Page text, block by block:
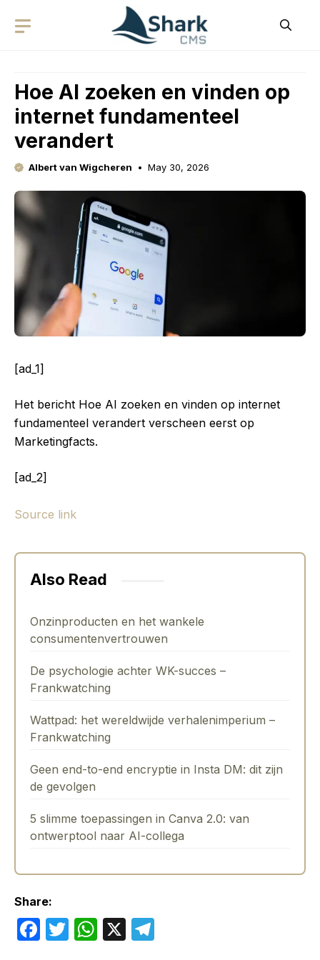
Hoe AI zoeken en vinden op
internet fundamenteel
verandert
Albert van Wigcheren May 30, 2026
[ad_1]
Het bericht Hoe AI zoeken en vinden op internet
fundamenteel verandert verscheen eerst op
Marketingfacts.
[ad_2]
Source link
Also Read
Onzinproducten en het wankele
consumentenvertrouwen
De psychologie achter WK-succes –
Frankwatching
Wattpad: het wereldwijde verhalenimperium –
Frankwatching
Geen end-to-end encryptie in Insta DM: dit zijn
de gevolgen
5 slimme toepassingen in Canva 2.0: van
ontwerptool naar AI-collega
Share:
F
T
W X